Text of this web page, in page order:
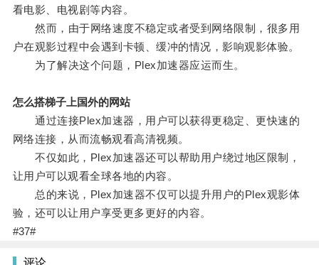
看电影、电视剧等内容。
然而，由于网络速度不稳定或者受到网络限制，很多用
户在观影过程中会遇到卡顿、缓冲的情况，影响观影体验。
为了解决这个问题，Plex加速器应运而生。
怎么搭梯子上国外的网站
通过连接Plex加速器，用户可以获得更稳定、更快速的
网络连接，从而流畅观看高清视频。
不仅如此，Plex加速器还可以帮助用户绕过地区限制，
让用户可以观看全球各地的内容。
总的来说，Plex加速器不仅可以提升用户的Plex观影体
验，还可以让用户享受更多更好的内容。
#37#